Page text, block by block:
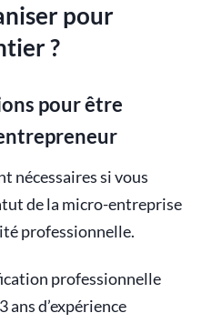
pour
?
pour être
nécessaires si vous
de la micro-entreprise
professionnelle.
professionnelle
ans d’expérience